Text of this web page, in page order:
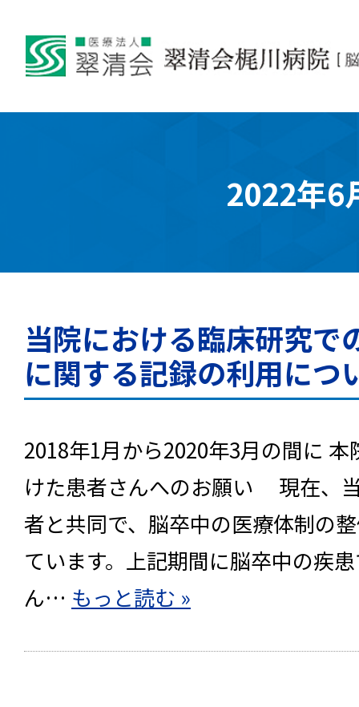
2022年6
当院における臨床研究で
に関する記録の利用につ
2018年1月から2020年3月の間に
けた患者さんへのお願い 現在、
者と共同で、脳卒中の医療体制の
ています。上記期間に脳卒中の疾
ん… もっと読む »